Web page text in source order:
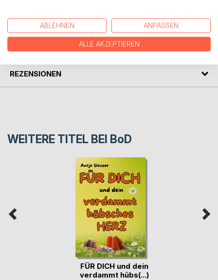
AUTOR/IN
REZENSIONEN
WEITERE TITEL BEI BoD
FÜR DICH und dein
verdammt hübs(...)
ABLEHNEN ANPASSEN
ALLE AKZEPTIEREN